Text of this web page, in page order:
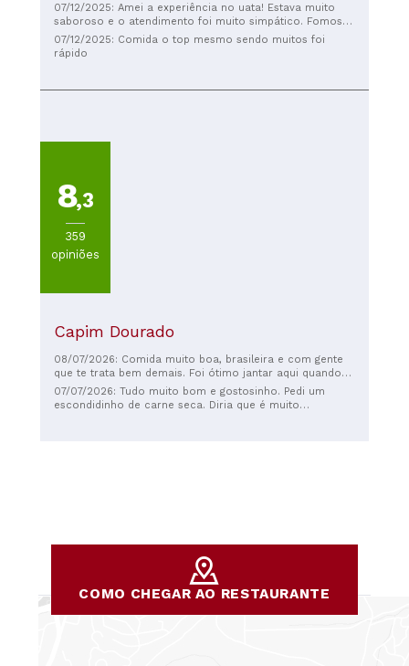
07/12/2025: Amei a experiência no uata! Estava muito
saboroso e o atendimento foi muito simpático. Fomos
um grupo de 13 pessoas e prontamente o senhor
arranjou as condições para nos instalarmos. Muito
obrigada! É para repetir!
07/12/2025: Comida o top mesmo sendo muitos foi
rápido
8,3
359
opiniões
Capim Dourado
08/07/2026: Comida muito boa, brasileira e com gente
que te trata bem demais. Foi ótimo jantar aqui quando
estavamos por Porto, além de que o lugar é Pet friendly,
poder jantar tranquila com meu cachorro comigo foi
maravilhoso. Obrigada pela experiencia, voltaria sem
07/07/2026: Tudo muito bom e gostosinho. Pedi um
escondidinho de carne seca. Diria que é muito
COMO CHEGAR AO RESTAURANTE